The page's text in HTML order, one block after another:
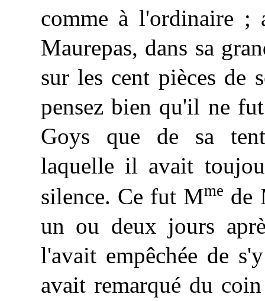
comme à l'ordinaire ;
Maurepas, dans sa
sur les cent pièces de
pensez bien qu'il ne
Goys que de sa
laquelle il avait
silence. Ce fut Mme de
un ou deux jours
l'avait empêchée de
avait remarqué du